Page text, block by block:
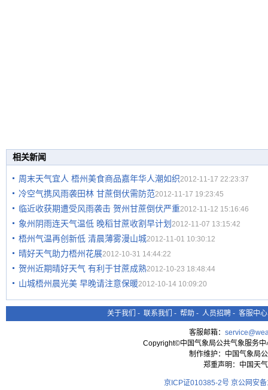
相关新闻
周末天气宜人 梧州美食商品嘉年华人潮如织2012-11-17 22:23:37
冷空气携风雨袭田林 甘蔗倒伏需防范2012-11-17 19:23:45
临近收获期遭受风雨袭击 贺州甘蔗倒伏严重2012-11-12 15:16:46
象州阴雨连天气温低 晚稻甘蔗收割早计划 2012-11-07 13:15:42
梧州气温再创新低 清晨薄雾漫山城2012-11-01 10:30:12
晴好天气助力梧州花展2012-10-31 14:44:22
贺州近期晴好天气 有利于甘蔗成熟2012-10-23 18:48:44
山城梧州晨光美 早晚请注意保暖2012-10-14 10:09:20
关于我们 - 联系我们 - 帮助 - 人员招聘 - 客服中心
客服邮箱：
Copyright©中国气象局公共气象服务
制作维护：中国气象局
郑重声明：中国天
京ICP证010385-2号 京公网安